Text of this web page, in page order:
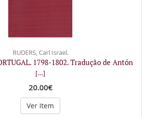
RUDERS, Carl Israel.
1798-1802. Tradução de Antón
[...]
20.00€
Ver Item